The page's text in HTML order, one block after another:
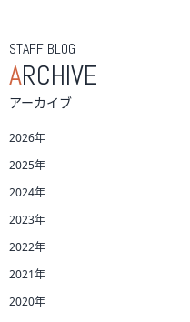
STAFF BLOG
ARCHIVE
アーカイブ
2026年
2025年
2024年
2023年
2022年
2021年
2020年